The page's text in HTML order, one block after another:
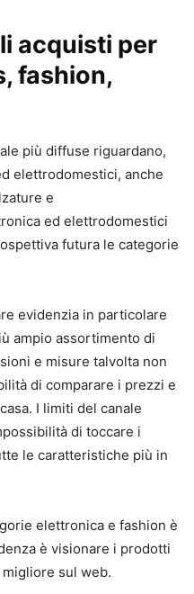
acquisti per
fashion,
più diffuse riguardano,
elettrodomestici, anche
e
ed elettrodomestici
futura le categorie
evidenzia in particolare
ampio assortimento di
e misure talvolta non
di comparare i prezzi e
I limiti del canale
di toccare i
le caratteristiche più in
elettronica e fashion è
è visionare i prodotti
sul web.